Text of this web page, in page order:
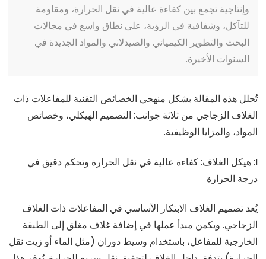
وإنتاجية تجمع بين كفاءة عالية في نقل الحرارة، ومقاومة
للتآكل، وشفافية في الرؤية، على نطاق واسع في مجالات
البحث والتطوير الكيميائي والصيدلاني والمواد الجديدة في
السنوات الأخيرة.
تُحلل هذه المقالة بشكل منهجي الخصائص التقنية للمفاعلات ذات
الغلاف الزجاجي من ثلاثة جوانب: التصميم الهيكلي، وخصائص
المواد، والمزايا الوظيفية.
I: هيكل الغلاف: كفاءة عالية في نقل الحرارة وتحكم دقيق في
درجة الحرارة
يُعد تصميم الغلاف الابتكار الأساسي في المفاعلات ذات الغلاف
الزجاجي. ويكمن مبدأ عملها في إضافة غلاف مغلق إلى الطبقة
الخارجية للمفاعل، باستخدام وسيط دوران (مثل الماء أو زيت نقل